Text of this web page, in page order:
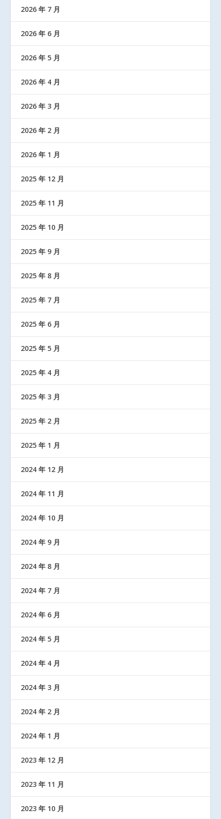
2026 年 7 月
2026 年 6 月
2026 年 5 月
2026 年 4 月
2026 年 3 月
2026 年 2 月
2026 年 1 月
2025 年 12 月
2025 年 11 月
2025 年 10 月
2025 年 9 月
2025 年 8 月
2025 年 7 月
2025 年 6 月
2025 年 5 月
2025 年 4 月
2025 年 3 月
2025 年 2 月
2025 年 1 月
2024 年 12 月
2024 年 11 月
2024 年 10 月
2024 年 9 月
2024 年 8 月
2024 年 7 月
2024 年 6 月
2024 年 5 月
2024 年 4 月
2024 年 3 月
2024 年 2 月
2024 年 1 月
2023 年 12 月
2023 年 11 月
2023 年 10 月